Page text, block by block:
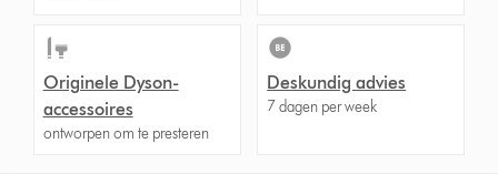
Originele Dyson-
accessoires
ontworpen om te presteren
Deskundig advies
7 dagen per week